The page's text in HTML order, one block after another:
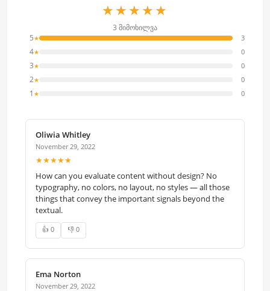
★★★★★
3 მიმოხილვა
5★ 3
4★ 0
3★ 0
2★ 0
1 ★ 0
Oliwia Whitley
November 29, 2022
★★★★★
How can you evaluate content without design? No
typography, no colors, no layout, no styles — all those
things that convey the important signals beyond the
textual.
👍 0 👎 0
Ema Norton
November 29, 2022